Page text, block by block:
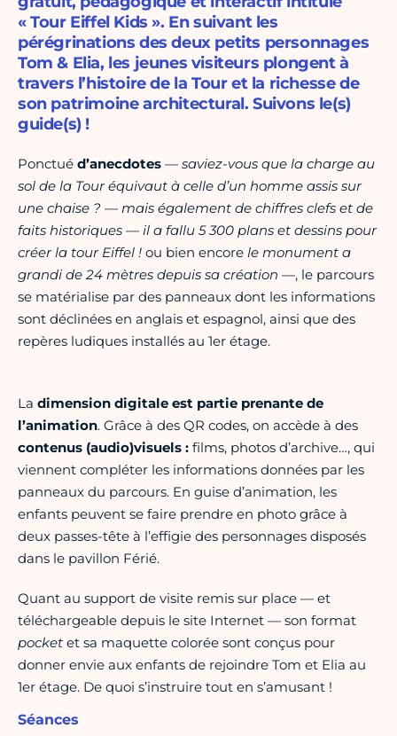
« Tour Eiffel Kids ». En suivant les
pérégrinations des deux petits personnages
Tom & Elia, les jeunes visiteurs plongent à
travers l’histoire de la Tour et la richesse de
son patrimoine architectural. Suivons le(s)
guide(s) !
Ponctué d’anecdotes — saviez-vous que la charge au
sol de la Tour équivaut à celle d’un homme assis sur
une chaise ? — mais également de chiffres clefs et de
faits historiques — il a fallu 5 300 plans et dessins pour
créer la tour Eiffel ! ou bien encore le monument a
grandi de 24 mètres depuis sa création —, le parcours
se matérialise par des panneaux dont les informations
sont déclinées en anglais et espagnol, ainsi que des
repères ludiques installés au 1er étage.
La dimension digitale est partie prenante de
l’animation. Grâce à des QR codes, on accède à des
contenus (audio)visuels : films, photos d’archive…, qui
viennent compléter les informations données par les
panneaux du parcours. En guise d’animation, les
enfants peuvent se faire prendre en photo grâce à
deux passes-tête à l’effigie des personnages disposés
dans le pavillon Férié.
Quant au support de visite remis sur place — et
téléchargeable depuis le site Internet — son format
pocket et sa maquette colorée sont conçus pour
donner envie aux enfants de rejoindre Tom et Elia au
1er étage. De quoi s’instruire tout en s’amusant !
Séances